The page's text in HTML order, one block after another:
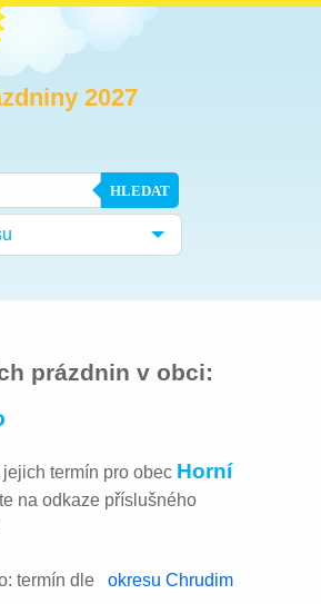
2027
HLEDAT
prázdnin v obci:
termín pro obec Horní
na odkaze příslušného
termín dle
okresu Chrudim